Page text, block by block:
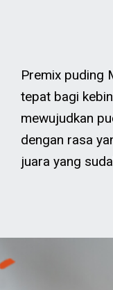
Premix puding
tepat bagi
mewujudkan
dengan rasa
juara yang